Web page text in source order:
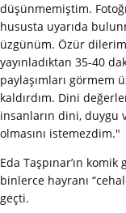
düşünmemiştim.
hususta uyarıda
üzgünüm. Özür
yayınladıktan 35-40
paylaşımları görmem
kaldırdım. Dini
insanların dini, duygu
olmasını istemezdim."
Eda Taşpınar’ın
binlerce hayranı
geçti.